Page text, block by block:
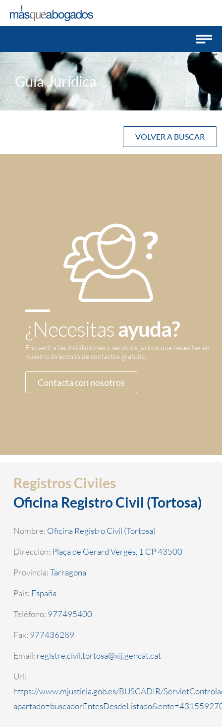
Guía Jurídica
VOLVER A BUSCAR
¿Necesitasayuda?
Encuentra las instalaciones y servicios jurícos que necesites en
nuestro directorio de contactos gratuito.
Contacta con nosotros
Registros Civiles
Oficina Registro Civil (Tortosa)
Nombre: Oficina Registro Civil (Tortosa)
Dirección: Plaça de Gerard Vergés, 1 CP 43500
Provincia:Tarragona
País: España
Teléfono: 977495400
Fax: 977436289
Email: registre.civil.tortosa@xij.gencat.cat
Url:
https://www.mjusticia.gob.es/BUSCADIR/